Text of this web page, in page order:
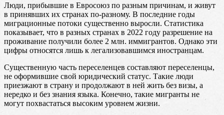
Люди, прибывшие в Евросоюз по разным причинам, и живут
в принявших их странах по-разному. В последние годы
миграционные потоки существенно выросли. Статистика
показывает, что в разных странах в 2022 году разрешение на
проживание получили более 2 млн. иммигрантов. Однако эти
цифры относятся лишь к легализовавшимся иностранцам.
Существенную часть переселенцев составляют переселенцы,
не оформившие свой юридический статус. Такие люди
приезжают в страну и продолжают в ней жить без визы, а
нередко и без знания языка. Конечно, такие мигранты не
могут похвастаться высоким уровнем жизни.